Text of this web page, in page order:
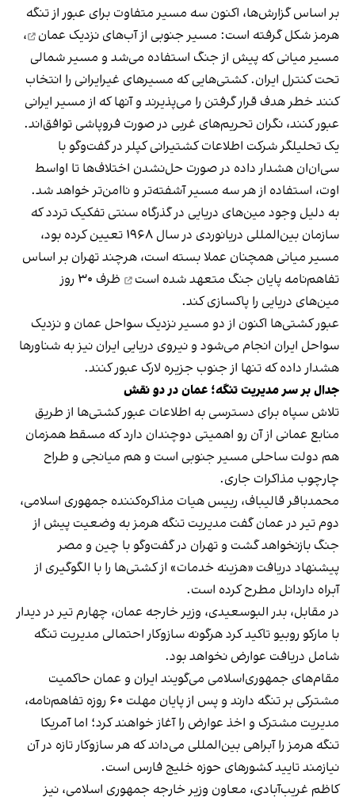
بر اساس گزارش‌ها، اکنون سه مسیر متفاوت برای عبور از تنگه
هرمز شکل گرفته است: مسیر جنوبی ازآب‌های نزدیک عمان
،
مسیر میانی که پیش از جنگ استفاده می‌شد و مسیر شمالی
تحت کنترل ایران. کشتی‌هایی که مسیرهای غیرایرانی را انتخاب
کنند خطر هدف قرار گرفتن را می‌پذیرند و آنها که از مسیر ایرانی
عبور کنند، نگران تحریم‌های غربی در صورت فروپاشی توافق‌اند.
یک تحلیلگر شرکت اطلاعات کشتیرانی کپلر در گفت‌و‌گو با
سی‌ان‌ان هشدار داده در صورت حل‌نشدن اختلاف‌ها تا اواسط
اوت، استفاده از هر سه مسیر آشفته‌تر و ناامن‌تر خواهد شد.
به دلیل وجود مین‌های دریایی در گذرگاه سنتی تفکیک تردد که
سازمان بین‌المللی دریانوردی در سال ۱۹۶۸ تعیین کرده بود،
مسیر میانی همچنان عملا بسته است، هرچند تهران بر اساس
تفاهم‌نامه پایان جنگ متعهد شده است
ظرف ۳۰ روز
مین‌های دریایی را پاکسازی کند.
عبور کشتی‌ها اکنون از دو مسیر نزدیک سواحل عمان و نزدیک
سواحل ایران انجام می‌شود و نیروی دریایی ایران نیز به شناورها
هشدار داده که تنها از جنوب جزیره لارک عبور کنند.
جدال بر سر مدیریت تنگه؛ عمان در دو نقش
تلاش سپاه برای دسترسی به اطلاعات عبور کشتی‌ها از طریق
منابع عمانی از آن رو اهمیتی دوچندان دارد که مسقط همزمان
هم دولت ساحلی مسیر جنوبی است و هم میانجی و طراح
چارچوب مذاکرات جاری.
محمدباقر قالیباف، رییس هیات مذاکره‌کننده جمهوری اسلامی،
دوم تیر در عمان گفت مدیریت تنگه هرمز به وضعیت پیش از
جنگ بازنخواهد گشت و تهران در گفت‌وگو با چین و مصر
پیشنهاد دریافت «هزینه خدمات» از کشتی‌ها را با الگوگیری از
آبراه داردانل مطرح کرده است.
در مقابل، بدر البوسعیدی، وزیر خارجه عمان، چهارم تیر در دیدار
با مارکو روبیو تاکید کرد هرگونه سازوکار احتمالی مدیریت تنگه
شامل دریافت عوارض نخواهد بود.
مقام‌های جمهوری‌اسلامی می‌گویند ایران و عمان حاکمیت
مشترکی بر تنگه دارند و پس از پایان مهلت ۶۰ روزه تفاهم‌نامه،
مدیریت مشترک و اخذ عوارض را آغاز خواهند کرد؛ اما آمریکا
تنگه هرمز را آبراهی بین‌المللی می‌داند که هر سازوکار تازه در آن
نیازمند تایید کشورهای حوزه خلیج فارس است.
کاظم غریب‌آبادی، معاون وزیر خارجه جمهوری اسلامی، نیز